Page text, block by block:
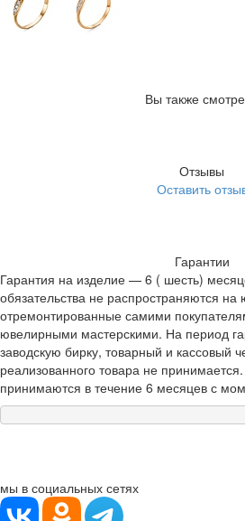
Вы также
Отзывы
Оставить
Гарантии
Гарантия на изделие — 6 ( шесть)
обязательства не распространяются
отремонтированные самими
ювелирными мастерскими. На период
заводскую бирку, товарный и кассовый
реализованного товара не
принимаются в течение 6 месяцев с
мы в социальных сетях